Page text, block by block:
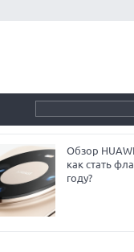
Обзор
как стать
году?